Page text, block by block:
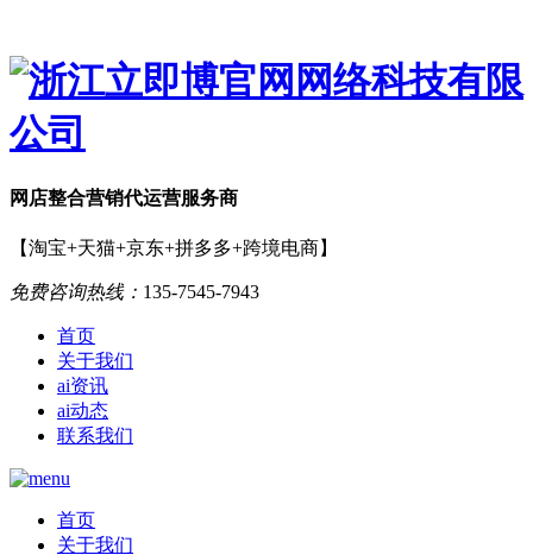
网店整合营销代运营服务商
【淘宝+天猫+京东+拼多多+跨境电商】
免费咨询热线： 135-7545-7943
首页
关于我们
ai资讯
ai动态
联系我们
首页
关于我们